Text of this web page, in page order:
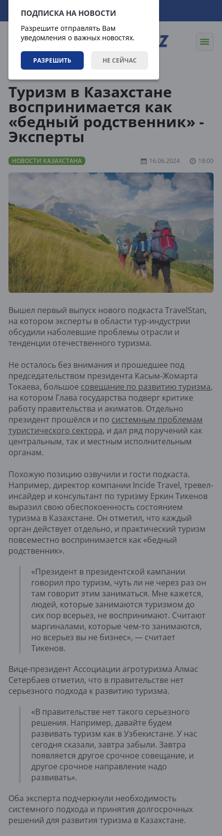
ПОДПИСКА НА НОВОСТИ
Разрешите отправлять Вам
уведомления о важных новостях.
РАЗРЕШИТЬ НЕ СЕЙЧАС
11.08.2026 00:04:22
Туризм в Казахстане
воспринимается как
«бедный родственник» -
Эксперты
НОВОСТИ КАЗАХСТАНА 16.06.2024 18:00
Вышел первый выпуск нового подкаста TravelStan,
на котором эксперты в области тур-индустрии
обсудили наболевшие проблемы отрасли и
тенденции отечественного туризма.
Не осталось без внимания и прошедшее под
председательством президента Касым-Жомарта
Токаева, большое совещание по развитию туризма,
на котором Глава государства подверг критике
работу правительства и акиматов. Отдельно
президент прошёлся и по системным проблемам
туристического сектора, и дал ряд поручений как
центральным, так и местным исполнительным
органам.
Похожую позицию озвучили и гости подкаста.
Например, директор компании Incide Travel, тревел-
инсайдер и консультант по туризму Еркин Тикенов
выразил свою обеспокоенность состоянием
туризма в Казахстане. Он отметил, что каждый
орган действует отдельно, и практический туризм
повсеместно воспринимается как «бедный
родственник».
«Президент в президентской кампании
говорил про туризм, чуть ли не через раз он
там говорит этим заниматься. Мне кажется,
людей, которые занимаются туризмом до
сих пор всерьез, не воспринимают. Считают
маргиналами, которые чем-то занимаются,
но всерьез вы не бизнес», — считает
Тикенов.
Вице-президент Ассоциации агротуризма Алмас
Сетербаев отметил, что в правительстве нет
серьезного подхода к развитию туризма.
«В правительстве нет такого серьезного
решения. Например, давайте будем
развивать туризм как в Узбекистане. У нас
сегодня сказали, завтра забыли. Завтра
появляется другое срочное совещание, и
другое срочное направление надо
развивать».
Оба эксперта подчеркнули необходимость
системного подхода и принятия долгосрочных
решений для развития туризма в Казахстане.